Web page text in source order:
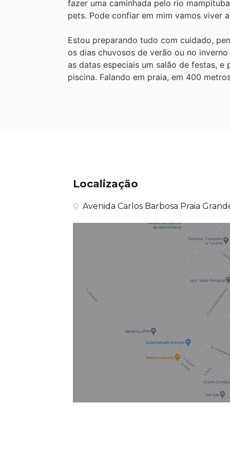
fazer uma caminhada pelo rio
pets. Pode confiar em mim vamos viver
Estou preparando tudo com cuidado,
os dias chuvosos de verão ou no
as datas especiais um salão de festas, e
piscina. Falando em praia, em 400
Localização
Avenida Carlos Barbosa Praia